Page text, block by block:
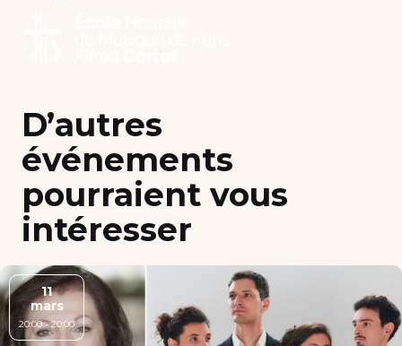
D’autres
événements
pourraient vous
intéresser
11
mars
20:00 - 20:00